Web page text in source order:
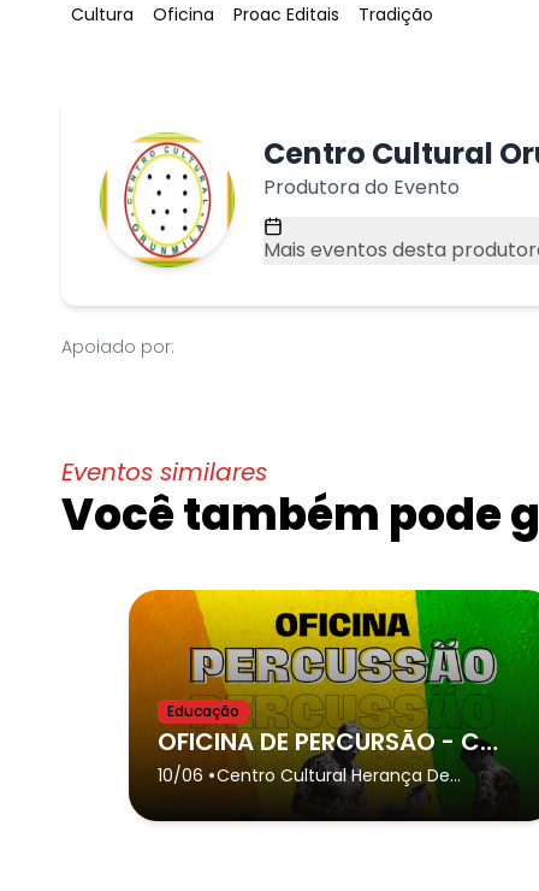
Tag:
Cultura Tag:
Oficina Tag:
Proac Editais Tag:
Tradição
Centro Cultural
Produtora do Evento
Mais eventos desta
Apoiado por:
Eventos similares
Você também pode
Educação
OFICINA DE PERCURSÃO - Cópia
10/06 •Centro Cultural Herança De
Palmares Omo Oba Zumbi /
Afroketu- Guarujá